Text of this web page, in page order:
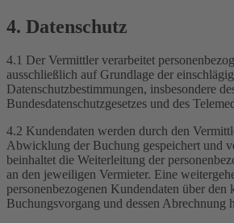
4. Datenschutz
4.1 Der Vermittler verarbeitet
ausschließlich auf Grundlage der
Datenschutzbestimmungen, insbesondere
Bundesdatenschutzgesetzes und des
4.2 Kundendaten werden durch den
Abwicklung der Buchung gespeichert und
beinhaltet die Weiterleitung der
an den jeweiligen Vermieter. Eine
personenbezogenen Kundendaten über den
Buchungsvorgang und dessen Abrechnung